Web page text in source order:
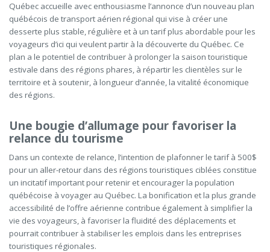
Québec accueille avec enthousiasme l’annonce d’un nouveau plan
québécois de transport aérien régional qui vise à créer une
desserte plus stable, régulière et à un tarif plus abordable pour les
voyageurs d’ici qui veulent partir à la découverte du Québec. Ce
plan a le potentiel de contribuer à prolonger la saison touristique
estivale dans des régions phares, à répartir les clientèles sur le
territoire et à soutenir, à longueur d’année, la vitalité économique
des régions.
Une bougie d’allumage pour favoriser la
relance du tourisme
Dans un contexte de relance, l’intention de plafonner le tarif à 500$
pour un aller-retour dans des régions touristiques ciblées constitue
un incitatif important pour retenir et encourager la population
québécoise à voyager au Québec. La bonification et la plus grande
accessibilité de l’offre aérienne contribue également à simplifier la
vie des voyageurs, à favoriser la fluidité des déplacements et
pourrait contribuer à stabiliser les emplois dans les entreprises
touristiques régionales.